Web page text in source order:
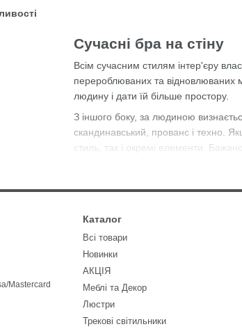
Сучасні бра на стіну
Всім сучасним стилям інтер'єру
перероблюваних та відновлюваних
людину і дати їй більше простору.
З іншого боку, за людиною
скандинавський, прованс і техно.
стиль, так і окремі елементи.
додаткові серійні варіанти — це
Сучасні бра на стіну це не просто
завершеним.
У квартирах з відкритим
відповідають функції кожної
Де та навіщо
Каталог
Всі товари
Новинки
АКЦІЯ
Меблі та Декор
Люстри
Трекові світильники